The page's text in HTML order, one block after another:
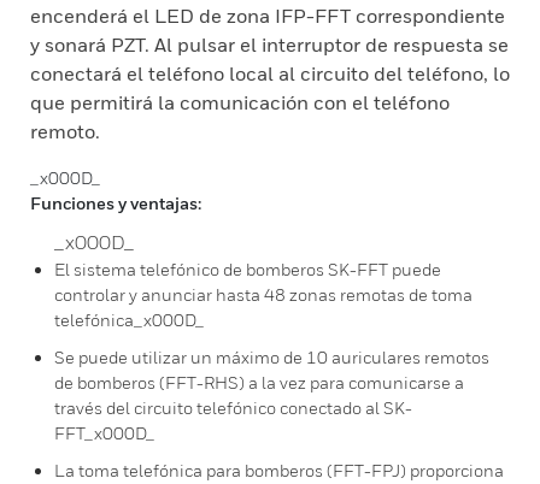
encenderá el LED de zona IFP-FFT correspondiente
y sonará PZT. Al pulsar el interruptor de respuesta se
conectará el teléfono local al circuito del teléfono, lo
que permitirá la comunicación con el teléfono
remoto.
_x000D_
Funciones y ventajas:
_x000D_
El sistema telefónico de bomberos SK-FFT puede
controlar y anunciar hasta 48 zonas remotas de toma
telefónica_x000D_
Se puede utilizar un máximo de 10 auriculares remotos
de bomberos (FFT-RHS) a la vez para comunicarse a
través del circuito telefónico conectado al SK-
FFT_x000D_
La toma telefónica para bomberos (FFT-FPJ) proporciona